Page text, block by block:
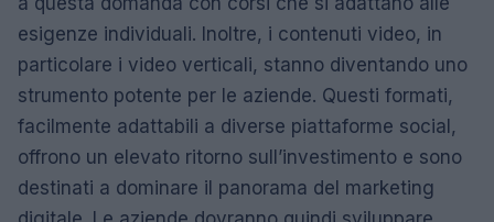
esigenze individuali. Inoltre, i contenuti video, in
particolare i video verticali, stanno diventando uno
strumento potente per le aziende. Questi formati,
facilmente adattabili a diverse piattaforme social,
offrono un elevato ritorno sull’investimento e sono
destinati a dominare il panorama del marketing